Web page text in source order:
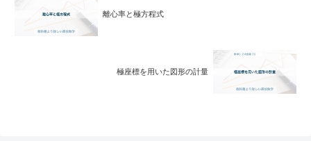
離心率と極方程式
極座標を用いた図形の計量